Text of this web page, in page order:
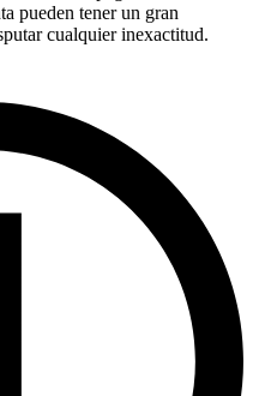
pueden tener un gran
cualquier inexactitud.